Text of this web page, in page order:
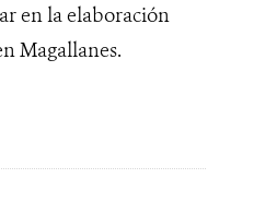
en la elaboración
Magallanes.